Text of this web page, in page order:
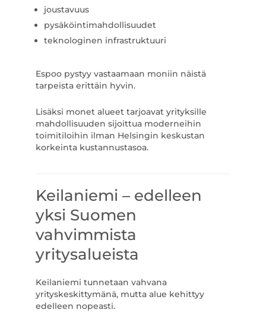
joustavuus
pysäköintimahdollisuudet
teknologinen infrastruktuuri
Espoo pystyy vastaamaan moniin näistä
tarpeista erittäin hyvin.
Lisäksi monet alueet tarjoavat yrityksille
mahdollisuuden sijoittua moderneihin
toimitiloihin ilman Helsingin keskustan
korkeinta kustannustasoa.
Keilaniemi – edelleen
yksi Suomen
vahvimmista
yritysalueista
Keilaniemi tunnetaan vahvana
yrityskeskittymänä, mutta alue kehittyy
edelleen nopeasti.